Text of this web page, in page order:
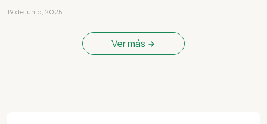
19 de junio, 2025
Ver más